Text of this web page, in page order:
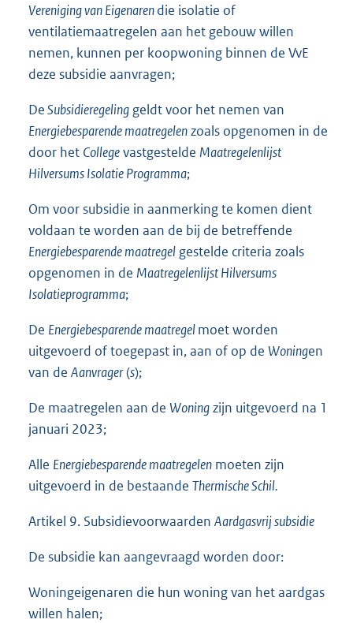
Vereniging van Eigenarendie isolatie of
ventilatiemaatregelen aan het gebouw willen
nemen, kunnen per koopwoning binnen de VvE
deze subsidie aanvragen;
DeSubsidieregeling geldt voor het nemen van
Energiebesparende maatregelenzoals opgenomen in de
door het Collegevastgestelde Maatregelenlijst
Hilversums Isolatie Programma;
Om voor subsidie in aanmerking te komen dient
voldaan te worden aan de bij de betreffende
Energiebesparende maatregel gestelde criteria zoals
opgenomen in de Maatregelenlijst Hilversums
Isolatieprogramma;
De Energiebesparende maatregelmoet worden
uitgevoerd of toegepast in, aan of op de Woningen
van de Aanvrager(s);
De maatregelen aan de Woningzijn uitgevoerd na 1
januari 2023;
Alle Energiebesparende maatregelen moeten zijn
uitgevoerd in de bestaande Thermische Schil.
Artikel 9. Subsidievoorwaarden Aardgasvrij subsidie
De subsidie kan aangevraagd worden door:
Woningeigenaren die hun woning van het aardgas
willen halen;